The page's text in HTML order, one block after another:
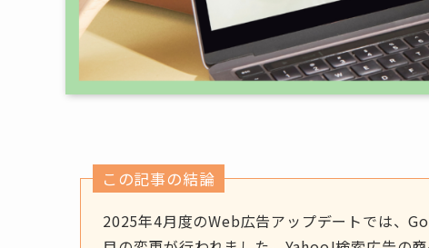
この記事の結論
2025年4月度のWeb広告アップデートでは、